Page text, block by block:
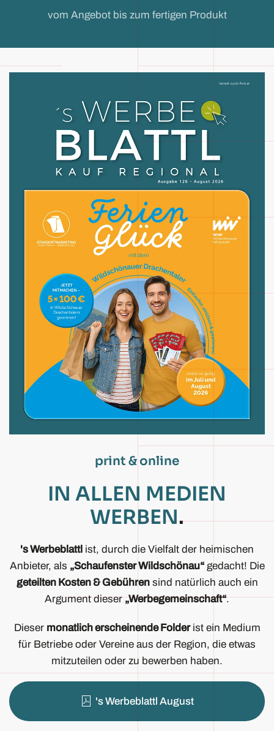
vom Angebot bis zum fertigen Produkt
print & online
IN ALLEN MEDIEN
WERBEN.
's Werbeblattl ist, durch die Vielfalt der heimischen
Anbieter, als „Schaufenster Wildschönau“gedacht! Die
geteilten Kosten & Gebührensind natürlich auch ein
Argument dieser„Werbegemeinschaft“.
Dieser monatlich erscheinende Folderist ein Medium
für Betriebe oder Vereine aus der Region, die etwas
mitzuteilen oder zu bewerben haben.
's Werbeblattl August